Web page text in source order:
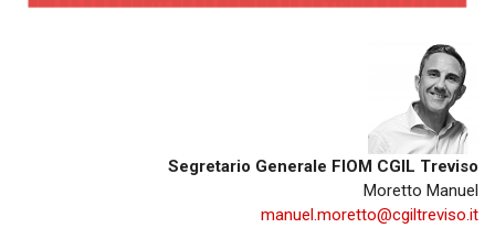
Segretario Generale FIOM CGIL Treviso
Moretto Manuel
manuel.moretto@cgiltreviso.it